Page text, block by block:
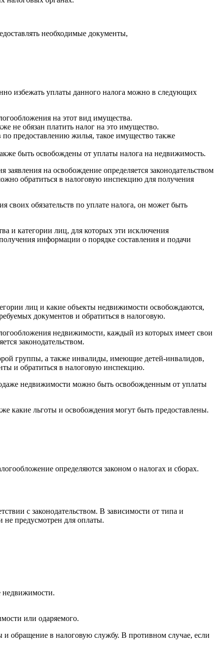
необходимые документы,
избежать уплаты данного налога можно в следующих
на этот вид имущества.
не обязан платить налог на это имущество.
по предоставлению жилья, такое имущество также
быть освобождены от уплаты налога на недвижимость.
на освобождение определяется законодательством
обратиться в налоговую инспекцию для получения
обязательств по уплате налога, он может быть
и категории лиц, для которых эти исключения
информации о порядке составления и подачи
лиц и какие объекты недвижимости освобождаются,
документов и обратиться в налоговую.
недвижимости, каждый из которых имеет свои
законодательством.
группы, а также инвалиды, имеющие детей-инвалидов,
и обратиться в налоговую инспекцию.
недвижимости можно быть освобожденным от уплаты
какие льготы и освобождения могут быть предоставлены.
определяются законом о налогах и сборах.
с законодательством. В зависимости от типа и
не предусмотрен для оплаты.
недвижимости.
или одаряемого.
и обращение в налоговую службу. В противном случае, если